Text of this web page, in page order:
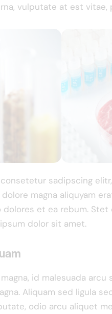
vulputate at est vitae,
sadipscing
magna aliquyam
et ea rebum. Stet
dolor sit amet.
id malesuada arcu
Aliquam sed ligula
odio arcu aliquet